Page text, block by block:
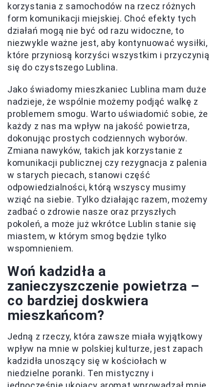
korzystania z samochodów na rzecz różnych
form komunikacji miejskiej. Choć efekty tych
działań mogą nie być od razu widoczne, to
niezwykle ważne jest, aby kontynuować wysiłki,
które przyniosą korzyści wszystkim i przyczynią
się do czystszego Lublina.
Jako świadomy mieszkaniec Lublina mam duże
nadzieje, że wspólnie możemy podjąć walkę z
problemem smogu. Warto uświadomić sobie, że
każdy z nas ma wpływ na jakość powietrza,
dokonując prostych codziennych wyborów.
Zmiana nawyków, takich jak korzystanie z
komunikacji publicznej czy rezygnacja z palenia
w starych piecach, stanowi część
odpowiedzialności, którą wszyscy musimy
wziąć na siebie. Tylko działając razem, możemy
zadbać o zdrowie nasze oraz przyszłych
pokoleń, a może już wkrótce Lublin stanie się
miastem, w którym smog będzie tylko
wspomnieniem.
Woń kadzidła a
zanieczyszczenie powietrza –
co bardziej doskwiera
mieszkańcom?
Jedną z rzeczy, która zawsze miała wyjątkowy
wpływ na mnie w polskiej kulturze, jest zapach
kadzidła unoszący się w kościołach w
niedzielne poranki. Ten mistyczny i